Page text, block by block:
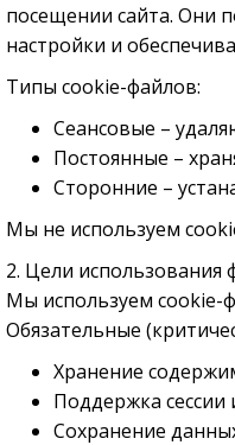
посещении сайта. Они
настройки и
Типы cookie-файлов:
Сеансовые –
Постоянные –
Сторонние –
Мы не используем
2. Цели использования
Мы используем cookie-
Обязательные
Хранение
Поддержка сессии
Сохранение